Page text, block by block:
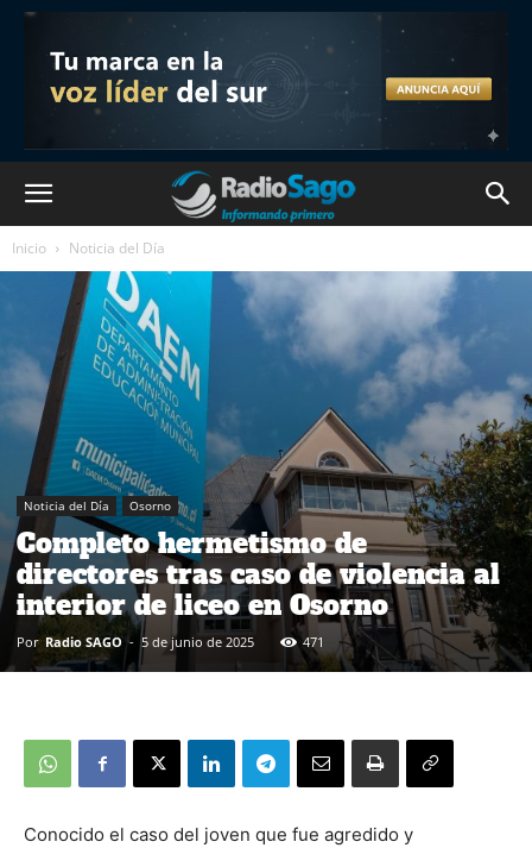
Inicio Noticia del Día
Noticia del Día Osorno
Completo hermetismo de
directores tras caso de violencia al
interior de liceo en Osorno
Por Radio SAGO - 5 de junio de 2025 471
Conocido el caso del joven que fue agredido y